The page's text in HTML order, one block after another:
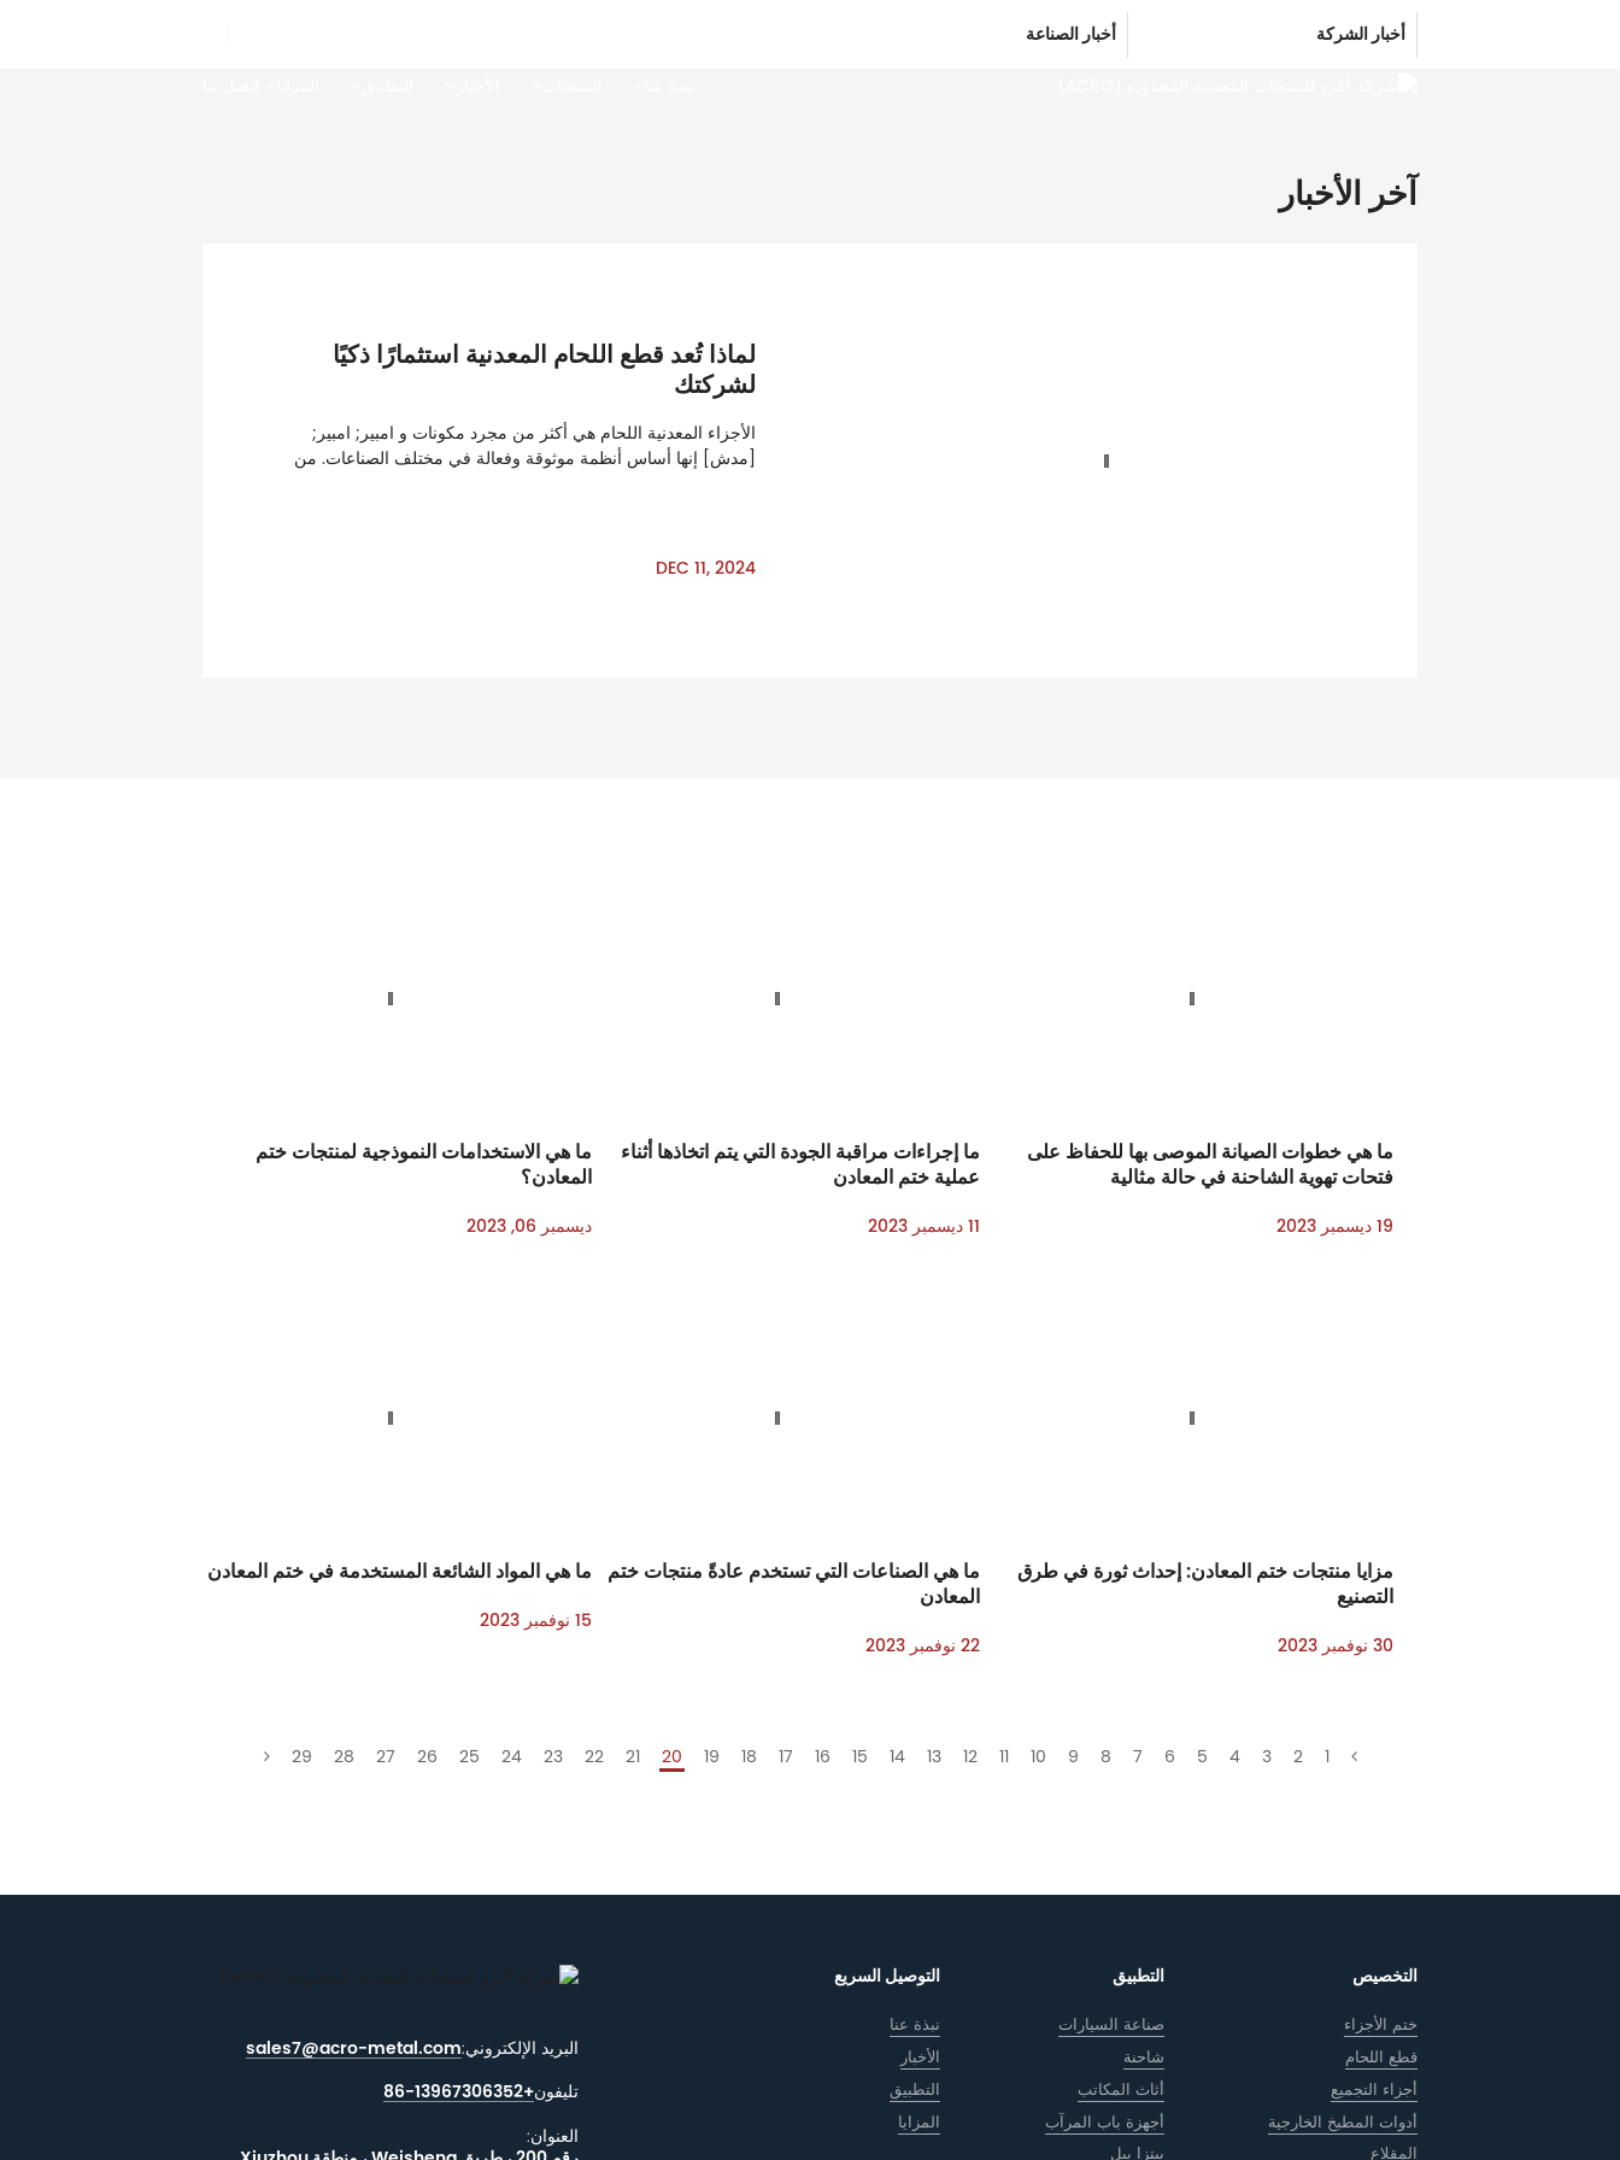
أخبار الشركة أخبار الصناعة
آخر الأخبار
لماذا تُعد قطع اللحام المعدنية استثمارًا ذكيًا
لشركتك
الأجزاء المعدنية اللحام هي أكثر من مجرد مكونات و امبير; امبير;
[مدش] إنها أساس أنظمة موثوقة وفعالة في مختلف الصناعات. من
DEC 11, 2024
ما هي خطوات الصيانة الموصى بها للحفاظ على
فتحات تهوية الشاحنة في حالة مثالية
19 ديسمبر 2023
ما إجراءات مراقبة الجودة التي يتم اتخاذها أثناء
عملية ختم المعادن
11 ديسمبر 2023
ما هي الاستخدامات النموذجية لمنتجات ختم
المعادن؟
ديسمبر 06, 2023
مزايا منتجات ختم المعادن: إحداث ثورة في طرق
التصنيع
30 نوفمبر 2023
ما هي الصناعات التي تستخدم عادةً منتجات ختم
المعادن
22 نوفمبر 2023
ما هي المواد الشائعة المستخدمة في ختم المعادن
15 نوفمبر 2023
1
2
3
4
5
6
7
8
9
10
11
12
13
14
15
16
17
18
19
20
21
22
23
24
25
26
27
28
29
التخصيص
ختم الأجزاء
قطع اللحام
أجزاء التجميع
أدوات المطبخ الخارجية
المقلاع
التطبيق
صناعة السيارات
شاحنة
أثاث المكاتب
أجهزة باب المرآب
بيتزا بيل
التوصيل السريع
نبذة عنا
الأخبار
التطبيق
المزايا
البريد الإلكتروني:sales7@acro-metal.com
تليفون+86-13967306352
العنوان: